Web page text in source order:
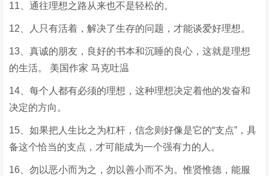
11、通往理想之路从来也不是轻松的。
12、人只有活着，解决了生存的问题，才能谈爱好理想。
13、真诚的朋友，良好的书本和沉睡的良心，这就是理想
的生活。 美国作家 马克吐温
14、每个人都有必须的理想，这种理想决定着他的发奋和
决定的方向。
15、如果把人生比之为杠杆，信念则好像是它的“支点”，具
备这个恰当的支点，才可能成为一个强有力的人。
16、勿以恶小而为之，勿以善小而不为。惟贤惟德，能服